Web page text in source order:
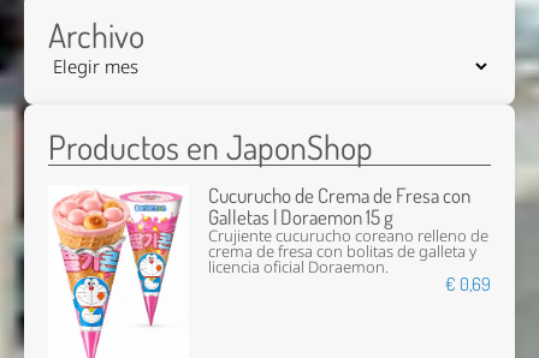
Archivo
Productos en JaponShop
Cucurucho de Crema de Fresa con
Galletas | Doraemon 15 g
Crujiente cucurucho coreano relleno de
crema de fresa con bolitas de galleta y
licencia oficial Doraemon.
€ 0,69